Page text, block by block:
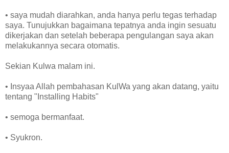
• saya mudah diarahkan, anda hanya perlu tegas terhadap
saya. Tunujukkan bagaimana tepatnya anda ingin sesuatu
dikerjakan dan setelah beberapa pengulangan saya akan
melakukannya secara otomatis.
Sekian Kulwa malam ini.
• Insyaa Allah pembahasan KulWa yang akan datang, yaitu
tentang "Installing Habits"
• semoga bermanfaat.
• Syukron.